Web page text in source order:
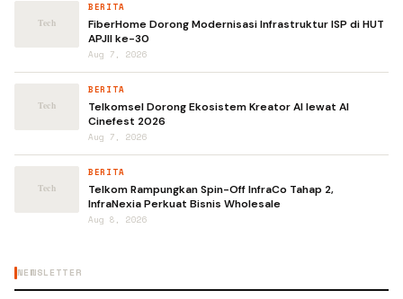
BERITA
FiberHome Dorong Modernisasi Infrastruktur ISP di HUT
APJII ke-30
Aug 7, 2026
BERITA
Telkomsel Dorong Ekosistem Kreator AI lewat AI
Cinefest 2026
Aug 7, 2026
BERITA
Telkom Rampungkan Spin-Off InfraCo Tahap 2,
InfraNexia Perkuat Bisnis Wholesale
Aug 8, 2026
NEWSLETTER